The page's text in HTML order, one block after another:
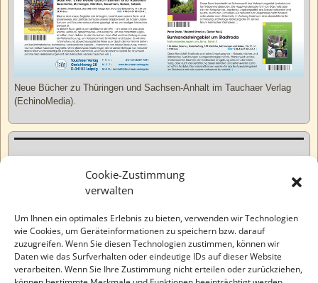
Cookie-Zustimmung
verwalten
Um Ihnen ein optimales Erlebnis zu bieten, verwenden wir Technologien
wie Cookies, um Geräteinformationen zu speichern bzw. darauf
zuzugreifen. Wenn Sie diesen Technologien zustimmen, können wir
Daten wie das Surfverhalten oder eindeutige IDs auf dieser Website
verarbeiten. Wenn Sie Ihre Zustimmung nicht erteilen oder zurückziehen,
Neue Bücher zu Thüringen und Sachsen-Anhalt im Tauchaer Verlag
(EchinoMedia).
Varia